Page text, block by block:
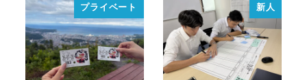
プライベート 新人